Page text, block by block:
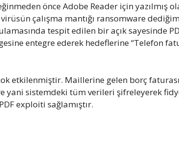
önce Adobe Reader için yazılmış
çalışma mantığı ransomware
tespit edilen bir açık sayesinde
entegre ederek hedeflerine “Telefon
etkilenmiştir. Maillerine gelen borç
yani sistemdeki tüm verileri şifreleyerek
exploiti sağlamıştır.